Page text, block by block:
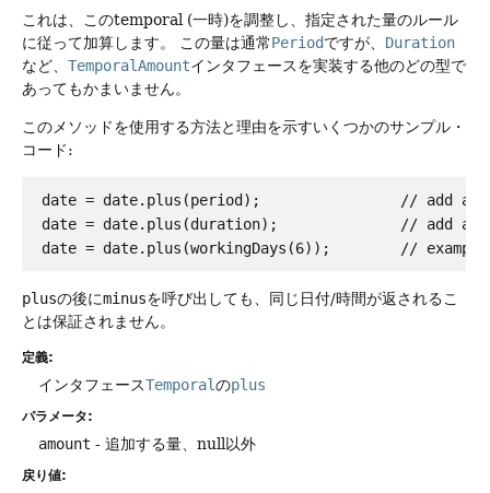
これは、このtemporal (一時)を調整し、指定された量のルール
に従って加算します。
この量は通常Periodですが、 Duration
など、 TemporalAmountインタフェースを実装する他のどの型で
あってもかまいません。
このメソッドを使用する方法と理由を示すいくつかのサンプル・
コード:
date = date.plus(period);                // add a
date = date.plus(duration);              // add a
plusの後にminusを呼び出しても、同じ日付/時間が返されるこ
とは保証されません。
定義:
インタフェースTemporalのplus
パラメータ:
amount - 追加する量、null以外
戻り値: